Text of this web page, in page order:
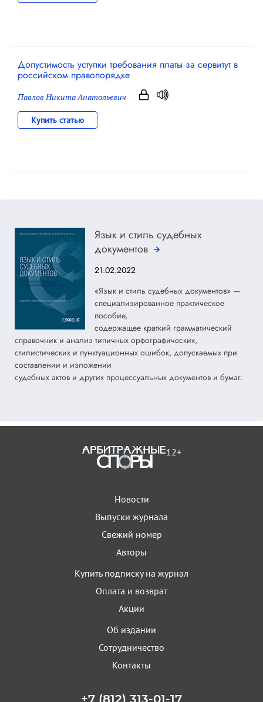
Допустимость уступки требования платы за сервитут в
российском правопорядке
Павлов Никита Анатольевич
Купить статью
Язык и стиль судебных
документов
21.02.2022
«Язык и стиль судебных документов» —
специализированное практическое
пособие,
содержащее краткий грамматический
справочник и анализ типичных орфографических,
стилистических и пунктуационных ошибок, допускаемых при
составлении и изложении
судебных актов и других процессуальных документов и бумаг.
12+
Новости
Выпуски журнала
Свежий номер
Авторы
Купить подписку на журнал
Оплата и возврат
Акции
Об издании
Сотрудничество
Контакты
+7 (812) 313-01-17